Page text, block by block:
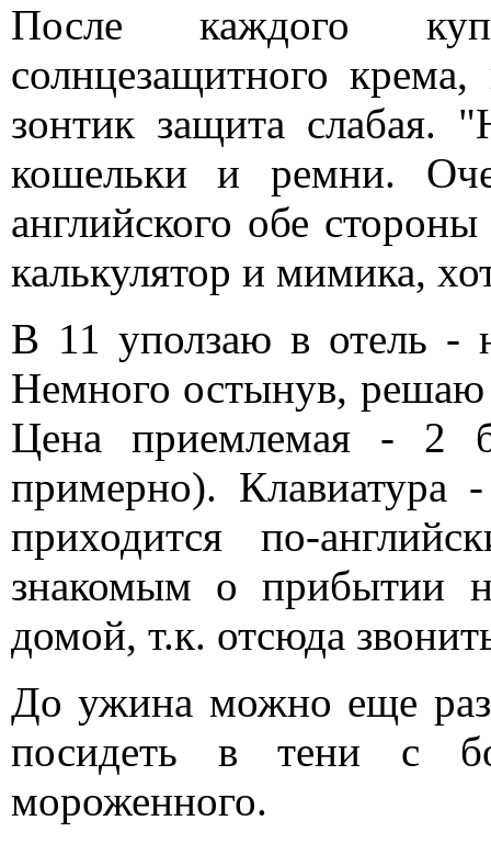
После каждого
солнцезащитного
зонтик защита слабая.
кошельки и ремни.
английского обе
калькулятор и мимика,
В 11 уползаю в отель -
Немного остынув, решаю
Цена приемлемая - 2
примерно). Клавиатура
приходится по-
знакомым о прибытии
домой, т.к. отсюда
До ужина можно еще раз
посидеть в тени с
мороженного.